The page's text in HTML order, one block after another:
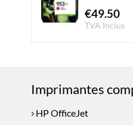
€49.50
TVA Inclus
Imprimantes
HP OfficeJet